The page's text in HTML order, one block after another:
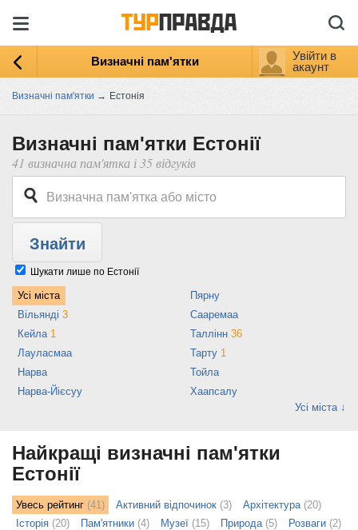
Визначні пам'ятки
Увійти в
акаунт
Визначні пам'ятки → Естонія
Визначні пам'ятки Естонії
41 визначна пам'ятка і 35 відгуків
Шукати лише по Естонії
Усі міста
Вільянді 3
Кейла 1
Лауласмаа
Нарва
Нарва-Йієсуу
Пярну
Сааремаа
Таллінн 36
Тарту 1
Тойла
Хаапсалу
Усі міста ↓
Найкращі визначні пам'ятки
Естонії
Увесь рейтинг (41) Активний відпочинок (3) Архітектура(20)
Історія (20) Пам'ятники (4) Музеї (15) Природа(5) Розваги (2)